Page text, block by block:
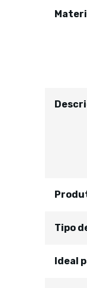
Tipo
Ideal